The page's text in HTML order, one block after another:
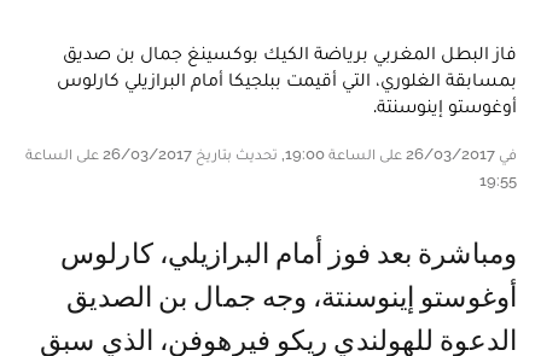
فاز البطل المغربي برياضة الكيك بوكسينغ جمال بن صديق
بمسابقة الغلوري، التي أقيمت ببلجيكا أمام البرازيلي كارلوس
أوغوستو إينوسنتة.
في 26/03/2017 على الساعة 19:00, تحديث بتاريخ 26/03/2017 على الساعة
19:55
ومباشرة بعد فوز أمام البرازيلي، كارلوس
أوغوستو إينوسنتة، وجه جمال بن الصديق
الدعوة للهولندي ريكو فيرهوفن، الذي سبق